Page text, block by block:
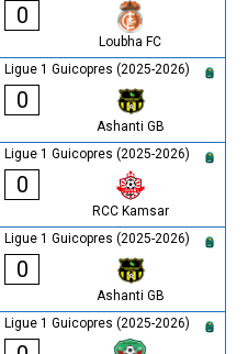
0
Loubha FC
Ligue 1 Guicopres (2025-2026)
0
Ashanti GB
Ligue 1 Guicopres (2025-2026)
0
RCC Kamsar
Ligue 1 Guicopres (2025-2026)
0
Ashanti GB
Ligue 1 Guicopres (2025-2026)